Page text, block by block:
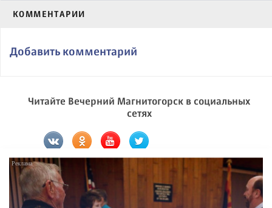
КОММЕНТАРИИ
Добавить комментарий
Читайте Вечерний Магнитогорск в социальных
сетях